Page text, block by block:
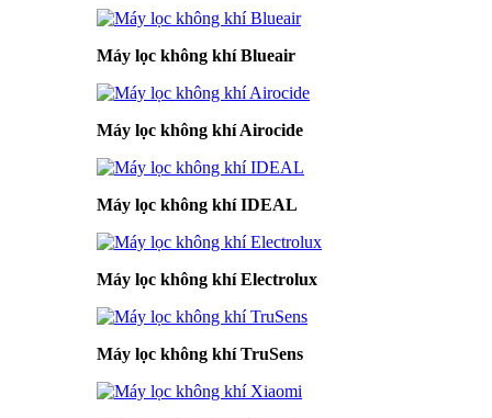
Máy lọc không khí Blueair
Máy lọc không khí Airocide
Máy lọc không khí IDEAL
Máy lọc không khí Electrolux
Máy lọc không khí TruSens